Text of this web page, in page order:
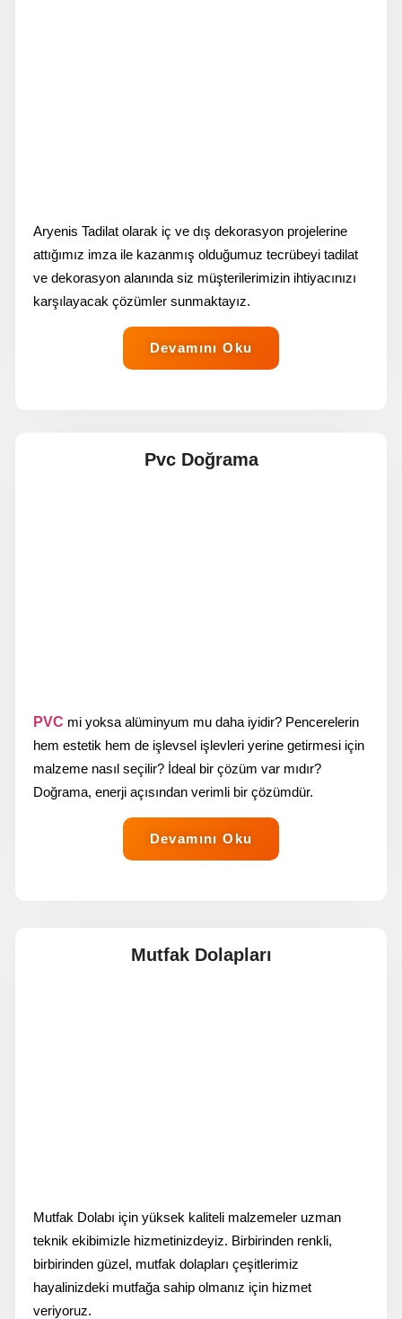
Aryenis Tadilat olarak iç ve dış dekorasyon projelerine
attığımız imza ile kazanmış olduğumuz tecrübeyi tadilat
ve dekorasyon alanında siz müşterilerimizin ihtiyacınızı
karşılayacak çözümler sunmaktayız.
Devamını Oku
Pvc Doğrama
PVC mi yoksa alüminyum mu daha iyidir? Pencerelerin
hem estetik hem de işlevsel işlevleri yerine getirmesi için
malzeme nasıl seçilir? İdeal bir çözüm var mıdır?
Doğrama, enerji açısından verimli bir çözümdür.
Devamını Oku
Mutfak Dolapları
Mutfak Dolabı için yüksek kaliteli malzemeler uzman
teknik ekibimizle hizmetinizdeyiz. Birbirinden renkli,
birbirinden güzel, mutfak dolapları çeşitlerimiz
hayalinizdeki mutfağa sahip olmanız için hizmet
veriyoruz.